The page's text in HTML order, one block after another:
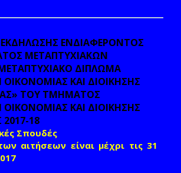
ΕΝΔΙΑΦΕΡΟΝΤΟΣ
ΜΕΤΑΠΤΥΧΙΑΚΩΝ
ΔΙΠΛΩΜΑ
ΚΑΙ ΔΙΟΙΚΗΣΗΣ
ΤΟΥ ΤΜΗΜΑΤΟΣ
ΚΑΙ ΔΙΟΙΚΗΣΗΣ
18
Σπουδές
αιτήσεων είναι μέχρι τις 31